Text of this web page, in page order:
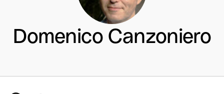
Domenico Canzoniero